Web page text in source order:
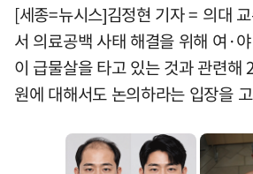
[세종=뉴시스]김정현 기자 = 의대
서 의료공백 사태 해결을 위해 여·
이 급물살을 타고 있는 것과 관련해
원에 대해서도 논의하라는 입장을